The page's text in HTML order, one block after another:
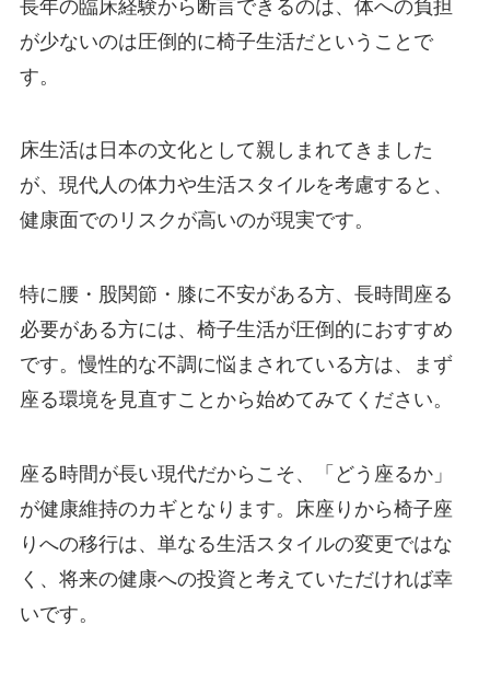
長年の臨床経験から断言できるのは、体への負担
が少ないのは圧倒的に椅子生活だということで
す。
床生活は日本の文化として親しまれてきました
が、現代人の体力や生活スタイルを考慮すると、
健康面でのリスクが高いのが現実です。
特に腰・股関節・膝に不安がある方、長時間座る
必要がある方には、椅子生活が圧倒的におすすめ
です。慢性的な不調に悩まされている方は、まず
座る環境を見直すことから始めてみてください。
座る時間が長い現代だからこそ、「どう座るか」
が健康維持のカギとなります。床座りから椅子座
りへの移行は、単なる生活スタイルの変更ではな
く、将来の健康への投資と考えていただければ幸
いです。